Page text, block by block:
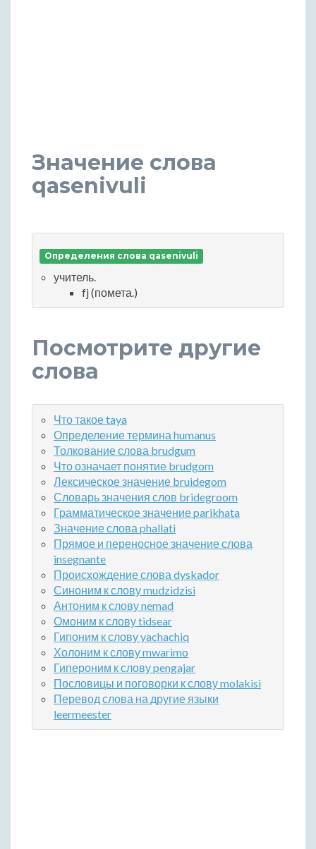
Значение слова
qasenivuli
Определения слова qasenivuli
учитель.
fj (помета.)
Посмотрите другие
слова
Что такое taya
Определение термина humanus
Толкование слова brudgum
Что означает понятие brudgom
Лексическое значение bruidegom
Словарь значения слов bridegroom
Грамматическое значение parikhata
Значение слова phallati
Прямое и переносное значение слова
insegnante
Происхождение слова dyskador
Синоним к слову mudzidzisi
Антоним к слову nemad
Омоним к слову tidsear
Гипоним к слову yachachiq
Холоним к слову mwarimo
Гипероним к слову pengajar
Пословицы и поговорки к слову molakisi
Перевод слова на другие языки
leermeester